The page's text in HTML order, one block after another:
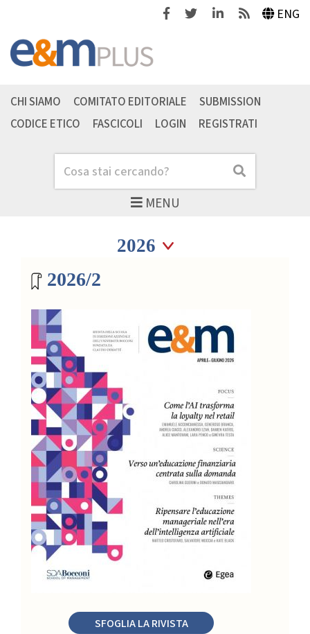
FacebookTwitterLinkedinFeeds ENG
MENU
Cerca Cerca
CHI SIAMO COMITATO EDITORIALE
SUBMISSION
CODICE ETICO
FASCICOLI LOGIN REGISTRATI
Archivio riviste
Seleziona annoSeleziona anno
2026/2
SFOGLIA LA RIVISTA